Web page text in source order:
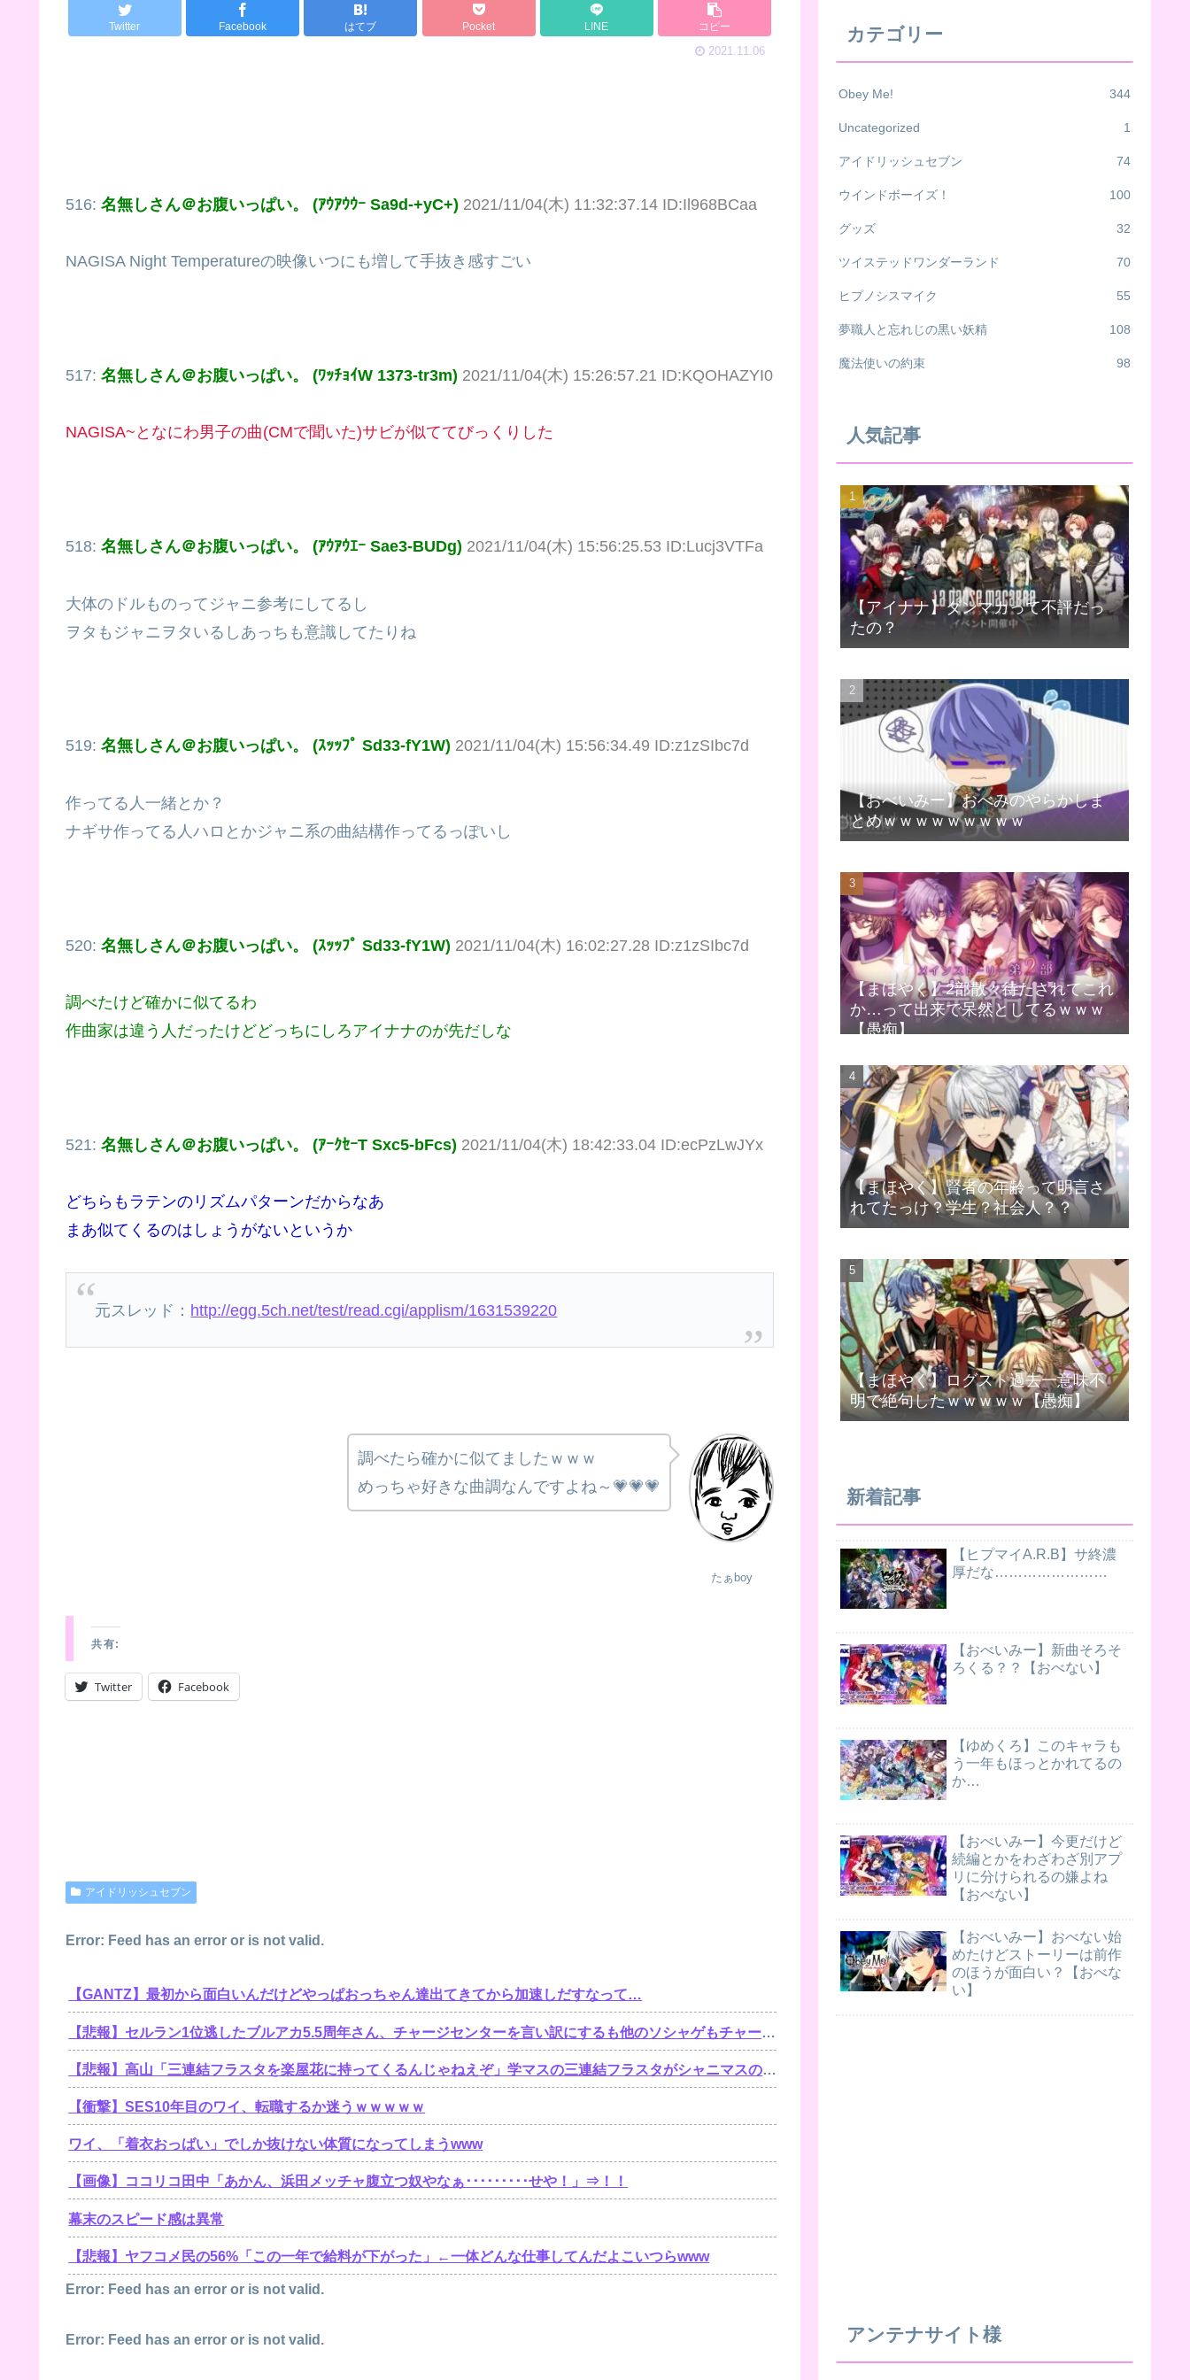
Twitter Facebook はてブ Pocket LINE コピー
2021.11.06
516: 名無しさん＠お腹いっぱい。 (ｱｳｱｳｳｰ Sa9d-+yC+) 2021/11/04(木) 11:32:37.14 ID:Il968BCaa
NAGISA Night Temperatureの映像いつにも増して手抜き感すごい
517: 名無しさん＠お腹いっぱい。 (ﾜｯﾁｮｲW 1373-tr3m) 2021/11/04(木) 15:26:57.21 ID:KQOHAZYI0
NAGISA~となにわ男子の曲(CMで聞いた)サビが似ててびっくりした
518: 名無しさん＠お腹いっぱい。 (ｱｳｱｳｴｰ Sae3-BUDg) 2021/11/04(木) 15:56:25.53 ID:Lucj3VTFa
大体のドルものってジャニ参考にしてるし
ヲタもジャニヲタいるしあっちも意識してたりね
519: 名無しさん＠お腹いっぱい。 (ｽｯｯﾌﾟ Sd33-fY1W) 2021/11/04(木) 15:56:34.49 ID:z1zSIbc7d
作ってる人一緒とか？
ナギサ作ってる人ハロとかジャニ系の曲結構作ってるっぽいし
520: 名無しさん＠お腹いっぱい。 (ｽｯｯﾌﾟ Sd33-fY1W) 2021/11/04(木) 16:02:27.28 ID:z1zSIbc7d
調べたけど確かに似てるわ
作曲家は違う人だったけどどっちにしろアイナナのが先だしな
521: 名無しさん＠お腹いっぱい。 (ｱｰｸｾｰT Sxc5-bFcs) 2021/11/04(木) 18:42:33.04 ID:ecPzLwJYx
どちらもラテンのリズムパターンだからなあ
まあ似てくるのはしょうがないというか
元スレッド： http://egg.5ch.net/test/read.cgi/applism/1631539220
たぁboy
調べたら確かに似てましたｗｗｗ
めっちゃ好きな曲調なんですよね～💗💗💗
共有:
Twitter Facebook
アイドリッシュセブン
Error: Feed has an error or is not valid.
【GANTZ】最初から面白いんだけどやっぱおっちゃん達出てきてから加速しだすなって…
【悲報】セルラン1位逃したブルアカ5.5周年さん、チャージセンターを言い訳にするも他のソシャゲもチャージセンター在りきでセルラン1位取ってることを指摘される
【悲報】高山「三連結フラスタを楽屋花に持ってくるんじゃねえぞ」学マスの三連結フラスタがシャニマスの注意書きで名指しされてしまう
【衝撃】SES10年目のワイ、転職するか迷うｗｗｗｗｗ
ワイ、「着衣おっばい」でしか抜けない体質になってしまうwww
【画像】ココリコ田中「あかん、浜田メッチャ腹立つ奴やなぁ･････････せや！」⇒！！
幕末のスピード感は異常
【悲報】ヤフコメ民の56%「この一年で給料が下がった」←一体どんな仕事してんだよこいつらwww
Error: Feed has an error or is not valid.
Error: Feed has an error or is not valid.
カテゴリー
Obey Me! 344
Uncategorized 1
アイドリッシュセブン 74
ウインドボーイズ！ 100
グッズ 32
ツイステッドワンダーランド 70
ヒプノシスマイク 55
夢職人と忘れじの黒い妖精 108
魔法使いの約束 98
人気記事
【アイナナ】ダンマカって不評だっ
たの？
【おべいみー】おべみのやらかしま
とめｗｗｗｗｗｗｗｗｗ
【まほやく】2部散々待たされてこれ
か…って出来で呆然としてるｗｗｗ
【愚痴】
【まほやく】賢者の年齢って明言さ
れてたっけ？学生？社会人？？
【まほやく】ログスト過去一意味不
明で絶句したｗｗｗｗｗ【愚痴】
新着記事
【ヒプマイA.R.B】サ終濃
厚だな……………………
【おべいみー】新曲そろそ
ろくる？？【おべない】
【ゆめくろ】このキャラも
う一年もほっとかれてるの
か…
【おべいみー】今更だけど
続編とかをわざわざ別アプ
リに分けられるの嫌よね
【おべない】
【おべいみー】おべない始
めたけどストーリーは前作
のほうが面白い？【おべな
い】
アンテナサイト様